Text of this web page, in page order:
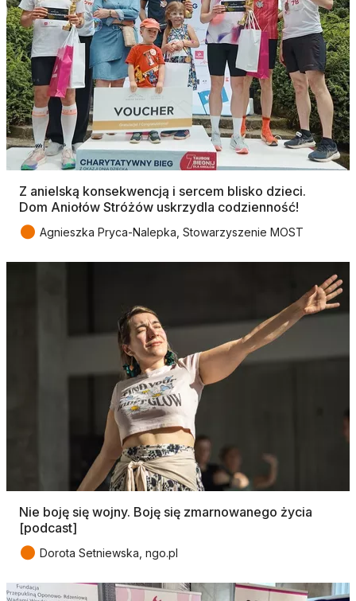
Z anielską konsekwencją i sercem blisko dzieci.
Dom Aniołów Stróżów uskrzydla codzienność!
● Agnieszka Pryca-Nalepka, Stowarzyszenie MOST
Nie boję się wojny. Boję się zmarnowanego życia
[podcast]
● Dorota Setniewska, ngo.pl